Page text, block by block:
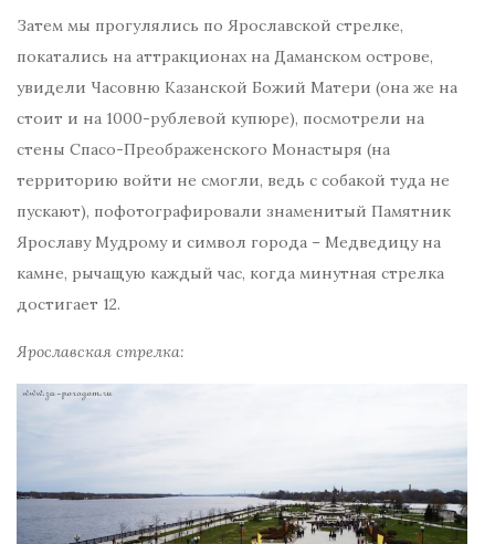
Затем мы прогулялись по Ярославской стрелке,
покатались на аттракционах на Даманском острове,
увидели Часовню Казанской Божий Матери (она же на
стоит и на 1000-рублевой купюре), посмотрели на
стены Спасо-Преображенского Монастыря (на
территорию войти не смогли, ведь с собакой туда не
пускают), пофотографировали знаменитый Памятник
Ярославу Мудрому и символ города – Медведицу на
камне, рычащую каждый час, когда минутная стрелка
достигает 12.
Ярославская стрелка: